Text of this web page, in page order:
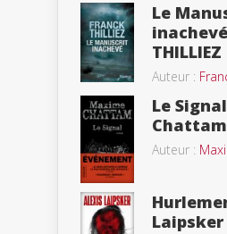
Le
THILLIEZ
Auteur :
Le
Chattam
Auteur :
Laipsker